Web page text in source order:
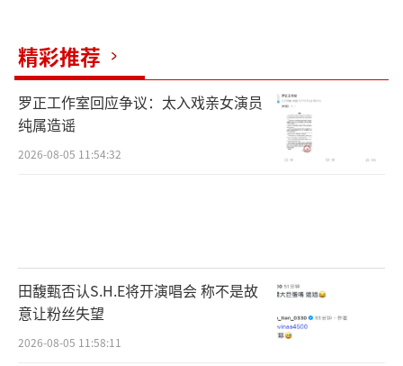
精彩推荐
罗正工作室回应争议：太入戏亲女演员
纯属造谣
2026-08-05 11:54:32
田馥甄否认S.H.E将开演唱会 称不是故
意让粉丝失望
2026-08-05 11:58:11